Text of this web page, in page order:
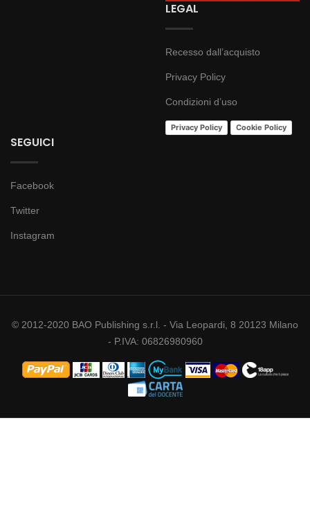
LEGAL
Recesso dall’acquisto
Privacy Policy
Condizioni d’uso
Privacy Policy Cookie Policy
SEGUICI
Facebook
Twitter
Instagram
© 2012-2020 BAO Publishing s.r.l. - Via Leopardi, 8 20123 Milano
- P.IVA: 06826980960